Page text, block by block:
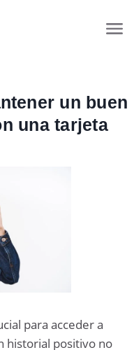
un buen
una tarjeta
para acceder a
historial positivo no